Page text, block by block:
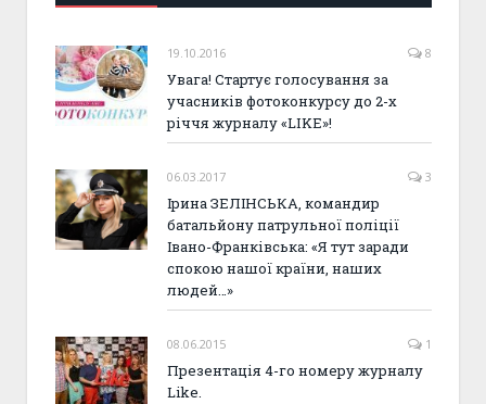
19.10.2016 8
Увага! Стартує голосування за
учасників фотоконкурсу до 2-х
річчя журналу «LIKE»!
06.03.2017 3
Ірина ЗЕЛІНСЬКА, командир
батальйону патрульної поліції
Івано-Франківська: «Я тут заради
спокою нашої країни, наших
людей…»
08.06.2015 1
Презентація 4-го номеру журналу
Like.